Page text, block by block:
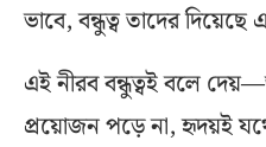
ভাবে, বন্ধুত্ব তাদের
এই নীরব বন্ধুত্বই বলে
প্রয়োজন পড়ে না, হৃদয়ই